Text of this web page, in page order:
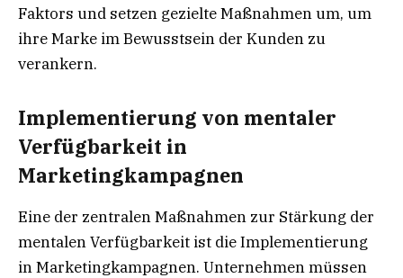
Faktors und setzen gezielte Maßnahmen um, um
ihre Marke im Bewusstsein der Kunden zu
verankern.
Implementierung von mentaler
Verfügbarkeit in
Marketingkampagnen
Eine der zentralen Maßnahmen zur Stärkung der
mentalen Verfügbarkeit ist die Implementierung
in Marketingkampagnen. Unternehmen müssen